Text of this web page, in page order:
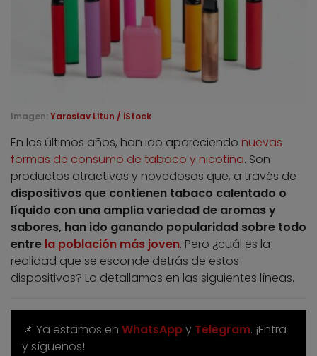
Imagen: Yaroslav Litun / iStock
En los últimos años, han ido apareciendo nuevas
formas de consumo de tabaco y nicotina. Son
productos atractivos y novedosos que, a través de
dispositivos que contienen tabaco calentado o
líquido con una amplia variedad de aromas y
sabores, han ido ganando popularidad sobre todo
entre la población más joven. Pero ¿cuál es la
realidad que se esconde detrás de estos
dispositivos? Lo detallamos en las siguientes líneas.
📌 Ya estamos en WhatsAppy Telegram. ¡Entra
y síguenos!